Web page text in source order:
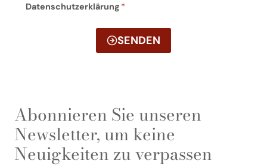
Datenschutzerklärung *
SENDEN
Abonnieren Sie unseren
Newsletter, um keine
Neuigkeiten zu verpassen